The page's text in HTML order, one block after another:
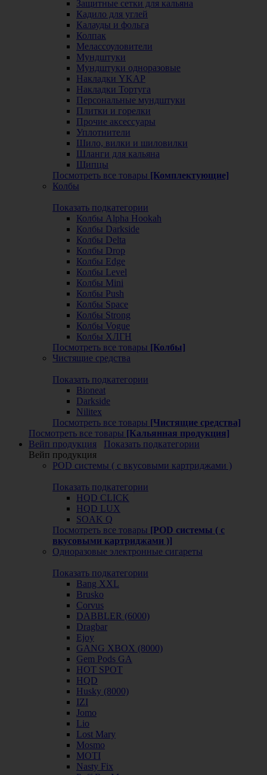
Защитные сетки для кальяна
Кадило для углей
Калауды и фольга
Колпак
Мелассоуловители
Мундштуки
Мундштуки одноразовые
Накладки YKAP
Накладки Тортуга
Персональные мундштуки
Плитки и горелки
Прочие аксессуары
Уплотнители
Шило, вилки и шиловилки
Шланги для кальяна
Щипцы
Посмотреть все товары [Комплектующие]
Колбы
Показать подкатегории
Колбы Alpha Hookah
Колбы Darkside
Колбы Delta
Колбы Drop
Колбы Edge
Колбы Level
Колбы Mini
Колбы Push
Колбы Space
Колбы Strong
Колбы Vogue
Колбы ХЛГН
Посмотреть все товары [Колбы]
Чистящие средства
Показать подкатегории
Bioneat
Darkside
Nilitex
Посмотреть все товары [Чистящие средства]
Посмотреть все товары [Кальянная продукция]
Вейп продукция
Показать подкатегории
Вейп продукция
POD системы ( с вкусовыми картриджами )
Показать подкатегории
HQD CLICK
HQD LUX
SOAK Q
Посмотреть все товары [POD системы ( с
вкусовыми картриджами )]
Одноразовые электронные сигареты
Показать подкатегории
Bang XXL
Brusko
Corvus
DABBLER (6000)
Dragbar
Ejoy
GANG XBOX (8000)
Gem Pods GA
HOT SPOT
HQD
Husky (8000)
IZI
Jomo
Lio
Lost Mary
Mosmo
MOTI
Nasty Fix